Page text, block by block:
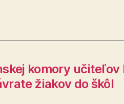
komory učiteľov
žiakov do škôl